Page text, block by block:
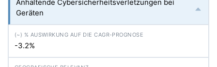
Anhaltende Cybersicherheitsverletzungen bei
Geräten
-3.2%